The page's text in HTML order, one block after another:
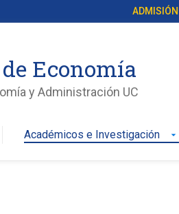
ADMISIÓN
Economía
y Administración UC
Académicos e Investigación arrow_drop_down